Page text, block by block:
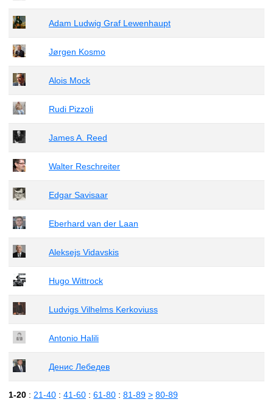
Adam Ludwig Graf Lewenhaupt
Jørgen Kosmo
Alois Mock
Rudi Pizzoli
James A. Reed
Walter Reschreiter
Edgar Savisaar
Eberhard van der Laan
Aleksejs Vidavskis
Hugo Wittrock
Ludvigs Vilhelms Kerkoviuss
Antonio Halili
Денис Лебедев
1-20 : 21-40 : 41-60 : 61-80 : 81-89 > 80-89